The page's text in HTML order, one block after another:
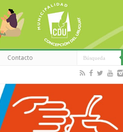
Contacto